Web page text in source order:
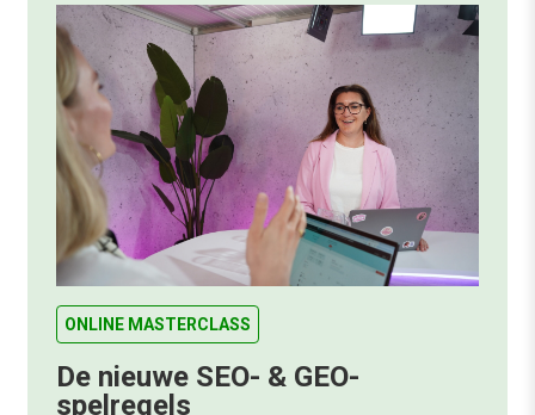
ONLINE MASTERCLASS
De nieuwe SEO- & GEO-
spelregels